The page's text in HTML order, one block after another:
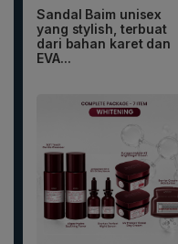
Sandal Baim unisex
yang stylish, terbuat
dari bahan karet dan
EVA...